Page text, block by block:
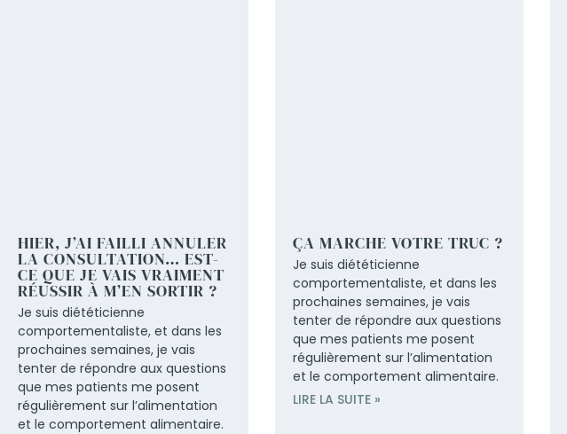
HIER, J’AI FAILLI ANNULER
LA CONSULTATION… EST-
CE QUE JE VAIS VRAIMENT
RÉUSSIR À M’EN SORTIR ?
Je suis diététicienne
comportementaliste, et dans les
prochaines semaines, je vais
tenter de répondre aux questions
que mes patients me posent
régulièrement sur l’alimentation
et le comportement alimentaire.
ÇA MARCHE VOTRE TRUC ?
Je suis diététicienne
comportementaliste, et dans les
prochaines semaines, je vais
tenter de répondre aux questions
que mes patients me posent
régulièrement sur l’alimentation
et le comportement alimentaire.
LIRE LA SUITE »